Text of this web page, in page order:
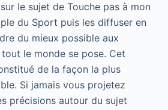
le sujet de Touche pas à mon
du Sport puis les diffuser en
du mieux possible aux
le monde se pose. Cet
de la façon la plus
Si jamais vous projetez
précisions autour du sujet